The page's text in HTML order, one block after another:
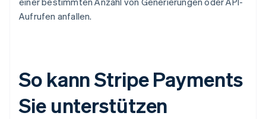
Aufrufen anfallen.
So kann Stripe Payments
Sie unterstützen